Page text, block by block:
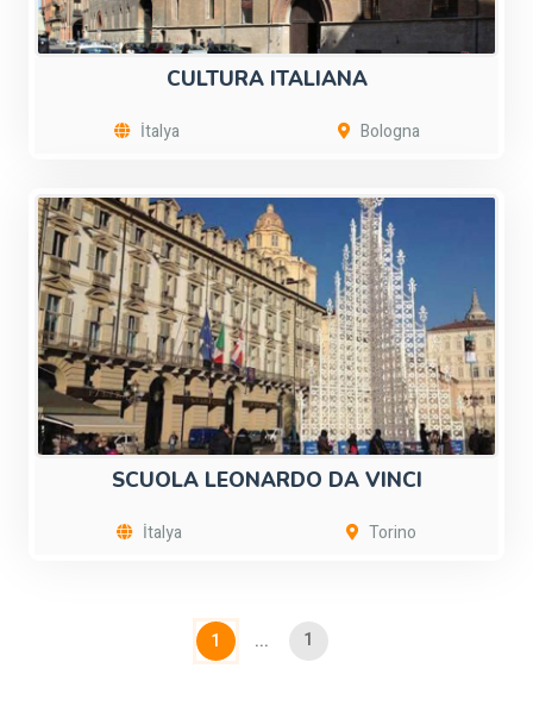
CULTURA ITALIANA
İtalya Bologna
SCUOLA LEONARDO DA VINCI
İtalya Torino
1 ... 1